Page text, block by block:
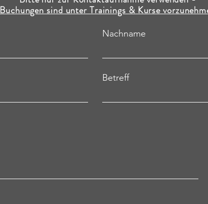
Nachname
Betreff
Buchungen sind unter Trainings & Kurse